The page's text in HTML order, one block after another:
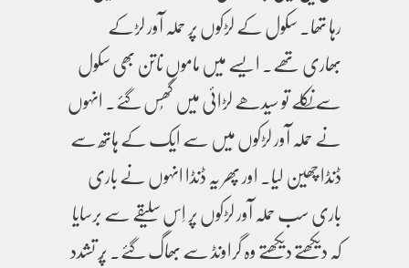
رہا تھا۔ سکول کے لڑکوں پر حملہ آور لڑکے
بھاری تھے۔ ایسے میں ماموں ناتن بھی سکول
سے نکلے تو سیدھے لڑائی میں گھُس گئے۔ انہوں
نے حملہ آور لڑکوں میں سے ایک کے ہاتھ سے
ڈنڈا چھین لیا۔ اور پھر یہ ڈنڈا انہوں نے باری
باری سب حملہ آور لڑکوں پر اِس سلیقے سے برسایا
کہ دیکھتے دیکھتے وہ گراونڈ سے بھاگ گئے۔ پُر تشدد